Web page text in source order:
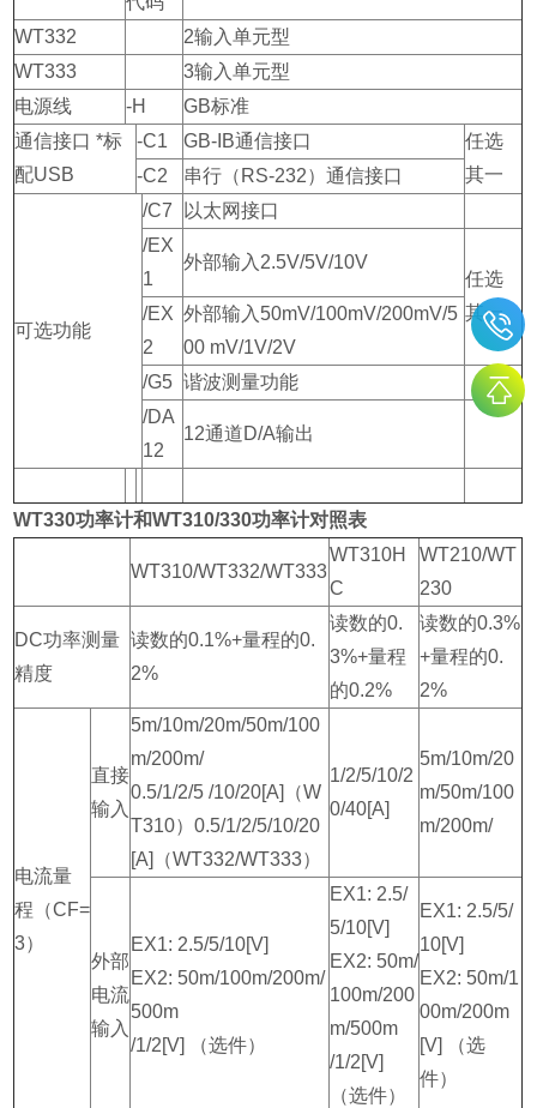
WT332
2输入单元型
WT333
3输入单元型
电源线
-H
GB标准
通信接口 *标
配USB
-C1 GB-IB通信接口
任选
其一
-C2 串行（RS-232）通信接口
可选功能
/C7
以太网接口
/EX
1
外部输入2.5V/5V/10V
任选
其一
/EX
2
外部输入50mV/100mV/200mV/5
00 mV/1V/2V
/G5 谐波测量功能
/DA
12
12通道D/A输出
WT330功率计和WT310/330功率计对照表
WT310/WT332/WT333
WT310H
C
WT210/WT
230
DC功率测量
精度
读数的0.1%+量程的0.
2%
读数的0.
3%+量程
的0.2%
读数的0.3%
+量程的0.
2%
电流量
程（CF=
3）
直接
输入
5m/10m/20m/50m/100
m/200m/
0.5/1/2/5 /10/20[A]（W
T310）0.5/1/2/5/10/20
[A]（WT332/WT333）
1/2/5/10/2
0/40[A]
5m/10m/20
m/50m/100
m/200m/
外部
电流
输入
EX1: 2.5/5/10[V]
EX2: 50m/100m/200m/
500m
/1/2[V] （选件）
EX1: 2.5/
5/10[V]
EX2: 50m/
100m/200
m/500m
/1/2[V]
（选件）
EX1: 2.5/5/
10[V]
EX2: 50m/1
00m/200m
[V] （选
件）